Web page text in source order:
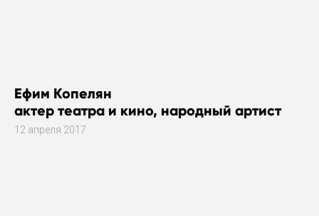
Ефим Копелян
актер театра и кино, народный артист
12 апреля 2017